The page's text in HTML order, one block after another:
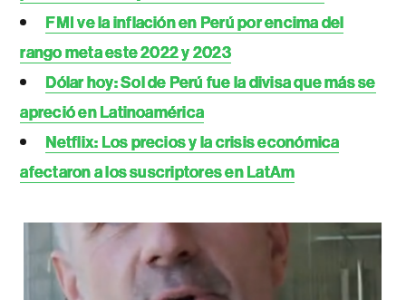
FMI ve la inflación en Perú por encima del
rango meta este 2022 y 2023
Dólar hoy: Sol de Perú fue la divisa que más se
apreció en Latinoamérica
Netflix: Los precios y la crisis económica
afectaron a los suscriptores en LatAm